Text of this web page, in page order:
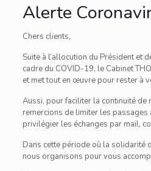
Alerte
Chers clients,
Suite à l’allocution du Président et
cadre du COVID-19, le Cabinet
et met tout en œuvre pour rester à
Aussi, pour faciliter la continuité de
remercions de limiter les passages
privilégier les échanges par mail,
Dans cette période où la solidarité
nous organisons pour vous